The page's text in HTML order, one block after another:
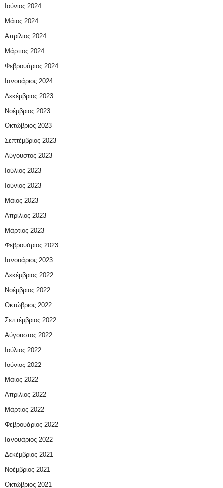
Ιούνιος 2024
Μάιος 2024
Απρίλιος 2024
Μάρτιος 2024
Φεβρουάριος 2024
Ιανουάριος 2024
Δεκέμβριος 2023
Νοέμβριος 2023
Οκτώβριος 2023
Σεπτέμβριος 2023
Αύγουστος 2023
Ιούλιος 2023
Ιούνιος 2023
Μάιος 2023
Απρίλιος 2023
Μάρτιος 2023
Φεβρουάριος 2023
Ιανουάριος 2023
Δεκέμβριος 2022
Νοέμβριος 2022
Οκτώβριος 2022
Σεπτέμβριος 2022
Αύγουστος 2022
Ιούλιος 2022
Ιούνιος 2022
Μάιος 2022
Απρίλιος 2022
Μάρτιος 2022
Φεβρουάριος 2022
Ιανουάριος 2022
Δεκέμβριος 2021
Νοέμβριος 2021
Οκτώβριος 2021